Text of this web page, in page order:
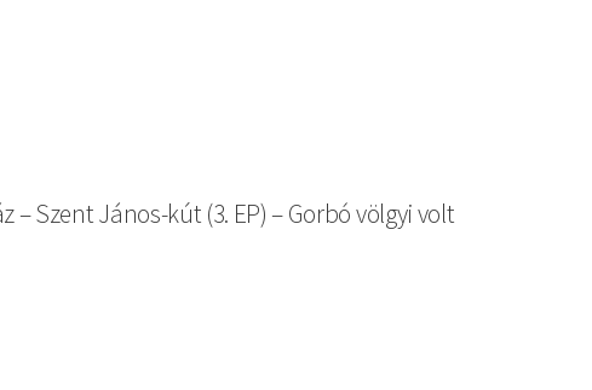
– Szent János-kút (3. EP) – Gorbó völgyi volt